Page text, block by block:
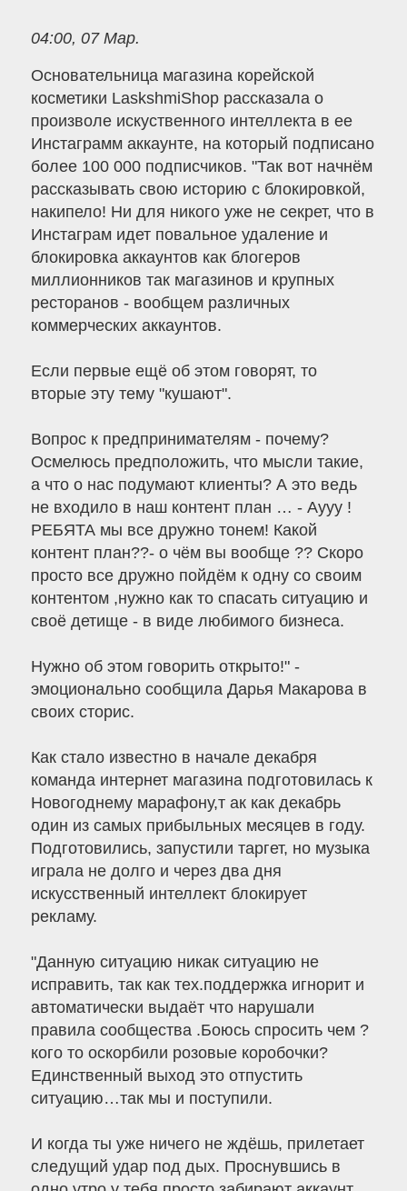
04:00, 07 Мар.
Основательница магазина корейской
косметики LaskshmiShop рассказала о
произволе искуственного интеллекта в ее
Инстаграмм аккаунте, на который подписано
более 100 000 подписчиков. "Так вот начнём
рассказывать свою историю с блокировкой,
накипело! Ни для никого уже не секрет, что в
Инстаграм идет повальное удаление и
блокировка аккаунтов как блогеров
миллионников так магазинов и крупных
ресторанов - вообщем различных
коммерческих аккаунтов.
Если первые ещё об этом говорят, то
вторые эту тему "кушают".
Вопрос к предпринимателям - почему?
Осмелюсь предположить, что мысли такие,
а что о нас подумают клиенты? А это ведь
не входило в наш контент план … - Аууу !
РЕБЯТА мы все дружно тонем! Какой
контент план??- о чём вы вообще ?? Скоро
просто все дружно пойдём к одну со своим
контентом ,нужно как то спасать ситуацию и
своё детище - в виде любимого бизнеса.
Нужно об этом говорить открыто!" -
эмоционально сообщила Дарья Макарова в
своих сторис.
Как стало известно в начале декабря
команда интернет магазина подготовилась к
Новогоднему марафону,т ак как декабрь
один из самых прибыльных месяцев в году.
Подготовились, запустили таргет, но музыка
играла не долго и через два дня
искусственный интеллект блокирует
рекламу.
"Данную ситуацию никак ситуацию не
исправить, так как тех.поддержка игнорит и
автоматически выдаёт что нарушали
правила сообщества .Боюсь спросить чем ?
кого то оскорбили розовые коробочки?
Единственный выход это отпустить
ситуацию…так мы и поступили.
И когда ты уже ничего не ждёшь, прилетает
следущий удар под дых. Проснувшись в